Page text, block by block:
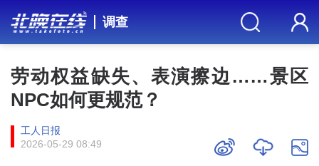
调查
劳动权益缺失、表演擦边……景区
NPC如何更规范？
工人日报
2026-05-29 08:49